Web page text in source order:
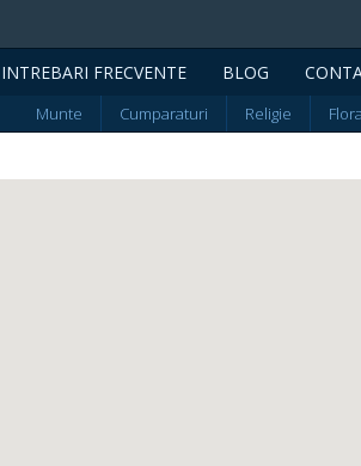
INTREBARI FRECVENTE BLOG
Munte Cumparaturi Religie